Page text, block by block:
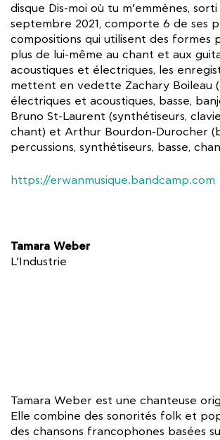
disque Dis-moi où tu m’emmènes, sorti
septembre 2021, comporte 6 de ses
compositions qui utilisent des formes
plus de lui-même au chant et aux
acoustiques et électriques, les
mettent en vedette Zachary Boileau
électriques et acoustiques, basse,
Bruno St-Laurent (synthétiseurs,
chant) et Arthur Bourdon-Durocher
percussions, synthétiseurs, basse,
https://erwanmusique.bandcamp.com
Tamara Weber
L’Industrie
Tamara Weber est une chanteuse
Elle combine des sonorités folk et
des chansons francophones basées